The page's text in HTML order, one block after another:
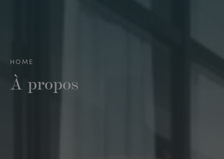
HOME
À propos